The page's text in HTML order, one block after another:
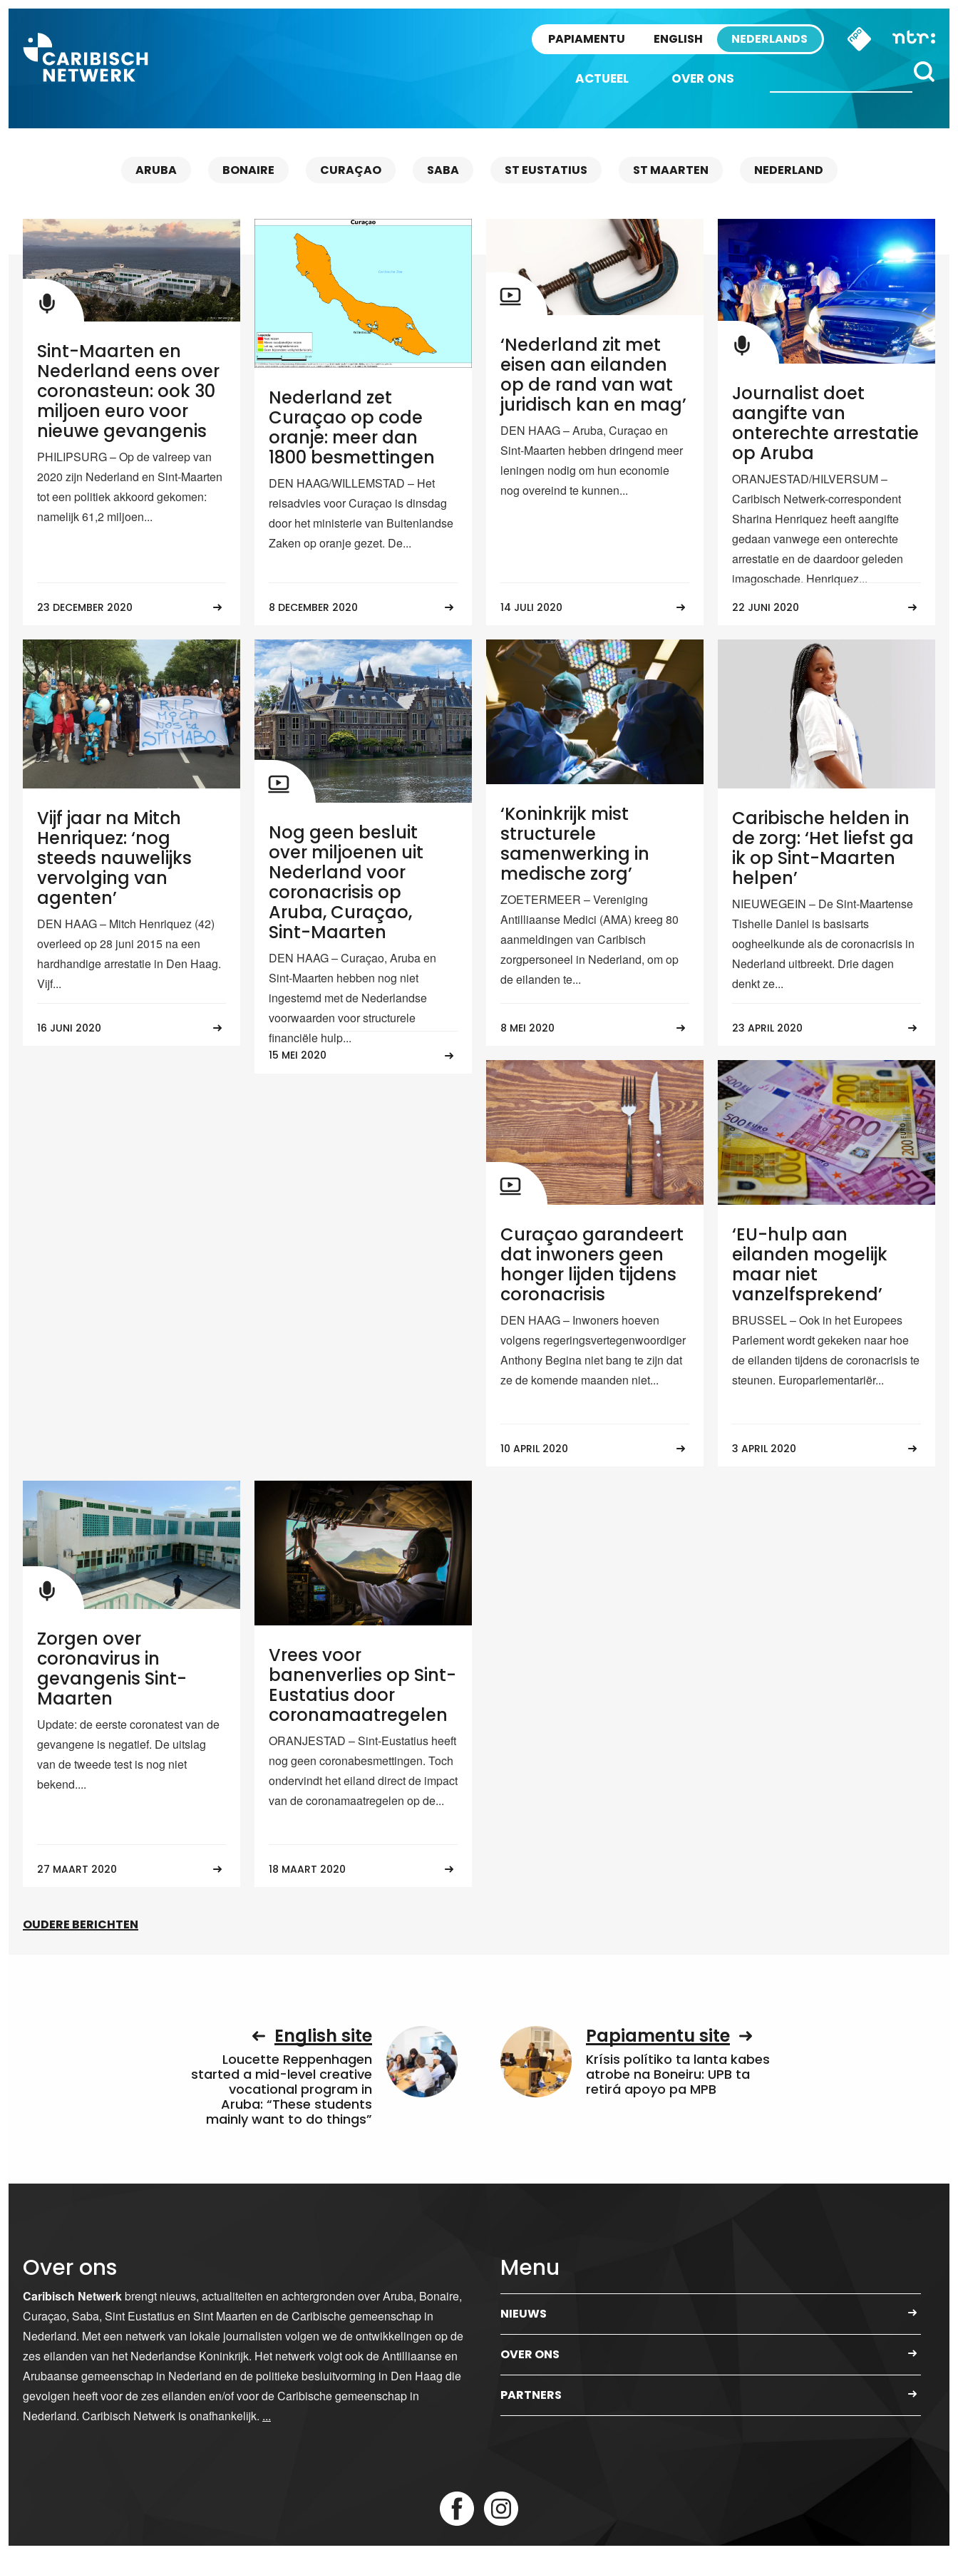
PAPIAMENTU ENGLISH NEDERLANDS
ACTUEEL OVER ONS
ARUBA BONAIRE CURAÇAO SABA ST EUSTATIUS ST MAARTEN NEDERLAND
Sint-Maarten en
Nederland eens over
coronasteun: ook 30
miljoen euro voor
nieuwe gevangenis
PHILIPSURG – Op de valreep van
2020 zijn Nederland en Sint-Maarten
tot een politiek akkoord gekomen:
namelijk 61,2 miljoen...
23 DECEMBER 2020
Nederland zet
Curaçao op code
oranje: meer dan
1800 besmettingen
DEN HAAG/WILLEMSTAD – Het
reisadvies voor Curaçao is dinsdag
door het ministerie van Buitenlandse
Zaken op oranje gezet. De...
8 DECEMBER 2020
‘Nederland zit met
eisen aan eilanden
op de rand van wat
juridisch kan en mag’
DEN HAAG – Aruba, Curaçao en
Sint-Maarten hebben dringend meer
leningen nodig om hun economie
nog overeind te kunnen...
14 JULI 2020
Journalist doet
aangifte van
onterechte arrestatie
op Aruba
ORANJESTAD/HILVERSUM –
Caribisch Netwerk-correspondent
Sharina Henriquez heeft aangifte
gedaan vanwege een onterechte
arrestatie en de daardoor geleden
imagoschade. Henriquez...
22 JUNI 2020
Vijf jaar na Mitch
Henriquez: ‘nog
steeds nauwelijks
vervolging van
agenten’
DEN HAAG – Mitch Henriquez (42)
overleed op 28 juni 2015 na een
hardhandige arrestatie in Den Haag.
Vijf...
16 JUNI 2020
Nog geen besluit
over miljoenen uit
Nederland voor
coronacrisis op
Aruba, Curaçao,
Sint-Maarten
DEN HAAG – Curaçao, Aruba en
Sint-Maarten hebben nog niet
ingestemd met de Nederlandse
voorwaarden voor structurele
financiële hulp...
15 MEI 2020
‘Koninkrijk mist
structurele
samenwerking in
medische zorg’
ZOETERMEER – Vereniging
Antilliaanse Medici (AMA) kreeg 80
aanmeldingen van Caribisch
zorgpersoneel in Nederland, om op
de eilanden te...
8 MEI 2020
Caribische helden in
de zorg: ‘Het liefst ga
ik op Sint-Maarten
helpen’
NIEUWEGEIN – De Sint-Maartense
Tishelle Daniel is basisarts
oogheelkunde als de coronacrisis in
Nederland uitbreekt. Drie dagen
denkt ze...
23 APRIL 2020
Curaçao garandeert
dat inwoners geen
honger lijden tijdens
coronacrisis
DEN HAAG – Inwoners hoeven
volgens regeringsvertegenwoordiger
Anthony Begina niet bang te zijn dat
ze de komende maanden niet...
10 APRIL 2020
‘EU-hulp aan
eilanden mogelijk
maar niet
vanzelfsprekend’
BRUSSEL – Ook in het Europees
Parlement wordt gekeken naar hoe
de eilanden tijdens de coronacrisis te
steunen. Europarlementariër...
3 APRIL 2020
Zorgen over
coronavirus in
gevangenis Sint-
Maarten
Update: de eerste coronatest van de
gevangene is negatief. De uitslag
van de tweede test is nog niet
bekend....
27 MAART 2020
Vrees voor
banenverlies op Sint-
Eustatius door
coronamaatregelen
ORANJESTAD – Sint-Eustatius heeft
nog geen coronabesmettingen. Toch
ondervindt het eiland direct de impact
van de coronamaatregelen op de...
18 MAART 2020
OUDERE BERICHTEN
English site
Loucette Reppenhagen
started a mid-level creative
vocational program in
Aruba: “These students
mainly want to do things”
Papiamentu site
Krísis polítiko ta lanta kabes
atrobe na Boneiru: UPB ta
retirá apoyo pa MPB
Over ons
Caribisch Netwerkbrengt nieuws, actualiteiten en achtergronden over Aruba, Bonaire,
Curaçao, Saba, Sint Eustatius en Sint Maarten en de Caribische gemeenschap in
Nederland. Met een netwerk van lokale journalisten volgen we de ontwikkelingen op de
zes eilanden van het Nederlandse Koninkrijk. Het netwerk volgt ook de Antilliaanse en
Arubaanse gemeenschap in Nederland en de politieke besluitvorming in Den Haag die
gevolgen heeft voor de zes eilanden en/of voor de Caribische gemeenschap in
Nederland. Caribisch Netwerk is onafhankelijk. ...
Menu
NIEUWS
OVER ONS
PARTNERS